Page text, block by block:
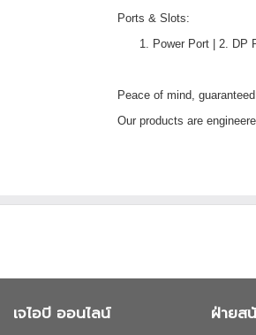
Ports & Slots:
Power Port | 2. DP
Peace of mind, guaranteed
Our products are
เจไอบี ออนไลน์ ฝ่ายส